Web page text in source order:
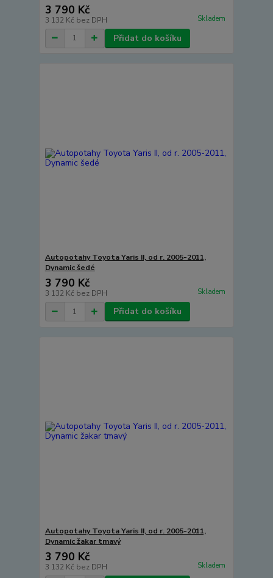
3 790 Kč
3 132 Kč bez DPH Skladem
Přidat do košíku
Autopotahy Toyota Yaris II, od r. 2005-2011,
Dynamic šedé
3 790 Kč
3 132 Kč bez DPH Skladem
Přidat do košíku
Autopotahy Toyota Yaris II, od r. 2005-2011,
Dynamic žakar tmavý
3 790 Kč
3 132 Kč bez DPH Skladem